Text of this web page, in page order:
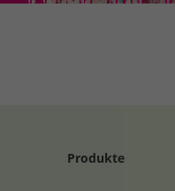
Produkte